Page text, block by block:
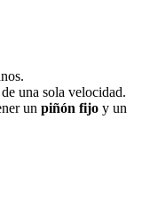
una sola velocidad.
un piñón fijo y un